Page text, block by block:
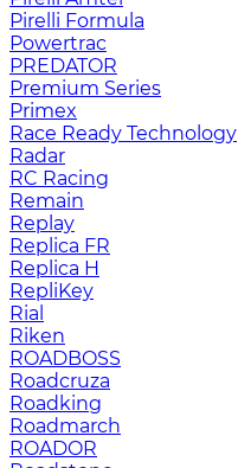
Pirelli Formula
Powertrac
PREDATOR
Premium Series
Primex
Race Ready Technology
Radar
RC Racing
Remain
Replay
Replica FR
Replica H
RepliKey
Rial
Riken
ROADBOSS
Roadcruza
Roadking
Roadmarch
ROADOR